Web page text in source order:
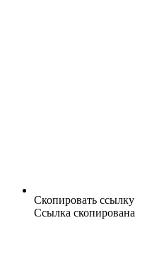
Скопировать ссылку
Ссылка скопирована